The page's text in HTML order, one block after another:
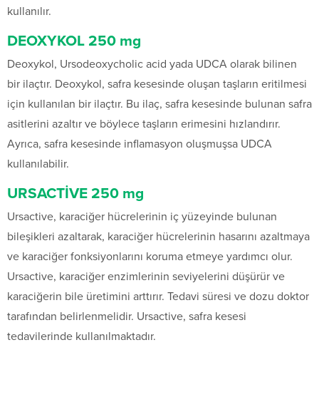
kullanılır.
DEOXYKOL 250 mg
Deoxykol, Ursodeoxycholic acid yada UDCA olarak bilinen
bir ilaçtır. Deoxykol, safra kesesinde oluşan taşların eritilmesi
için kullanılan bir ilaçtır. Bu ilaç, safra kesesinde bulunan safra
asitlerini azaltır ve böylece taşların erimesini hızlandırır.
Ayrıca, safra kesesinde inflamasyon oluşmuşsa UDCA
kullanılabilir.
URSACTİVE 250 mg
Ursactive, karaciğer hücrelerinin iç yüzeyinde bulunan
bileşikleri azaltarak, karaciğer hücrelerinin hasarını azaltmaya
ve karaciğer fonksiyonlarını koruma etmeye yardımcı olur.
Ursactive, karaciğer enzimlerinin seviyelerini düşürür ve
karaciğerin bile üretimini arttırır. Tedavi süresi ve dozu doktor
tarafından belirlenmelidir. Ursactive, safra kesesi
tedavilerinde kullanılmaktadır.